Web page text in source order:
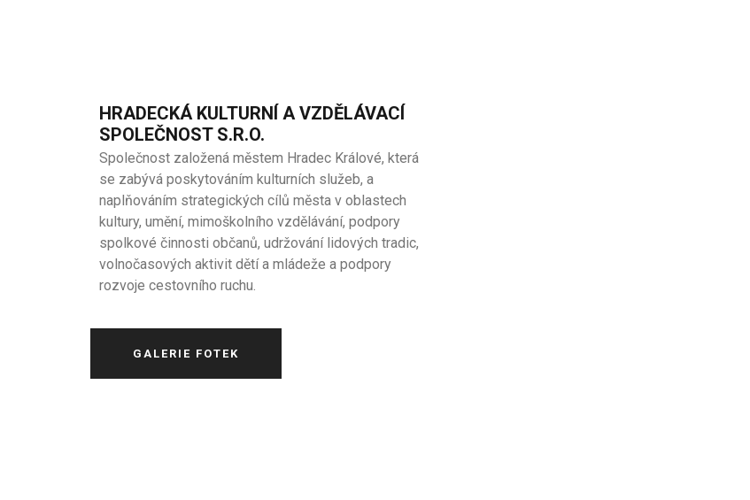
HRADECKÁ KULTURNÍ A VZDĚLÁVACÍ
SPOLEČNOST S.R.O.
Společnost založená městem Hradec Králové, která
se zabývá poskytováním kulturních služeb, a
naplňováním strategických cílů města v oblastech
kultury, umění, mimoškolního vzdělávání, podpory
spolkové činnosti občanů, udržování lidových tradic,
volnočasových aktivit dětí a mládeže a podpory
rozvoje cestovního ruchu.
GALERIE FOTEK